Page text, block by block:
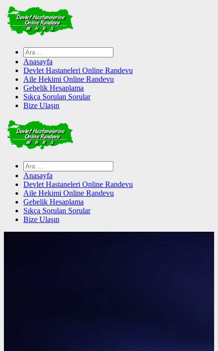
Skip
to
content
Arama:
Anasayfa
Devlet Hastaneleri Online Randevu
Aile Hekimi Online Randevu
Gebelik Hesaplama
Sıkça Sorulan Sorular
Bize Ulaşın
Arama:
Anasayfa
Devlet Hastaneleri Online Randevu
Aile Hekimi Online Randevu
Gebelik Hesaplama
Sıkça Sorulan Sorular
Bize Ulaşın